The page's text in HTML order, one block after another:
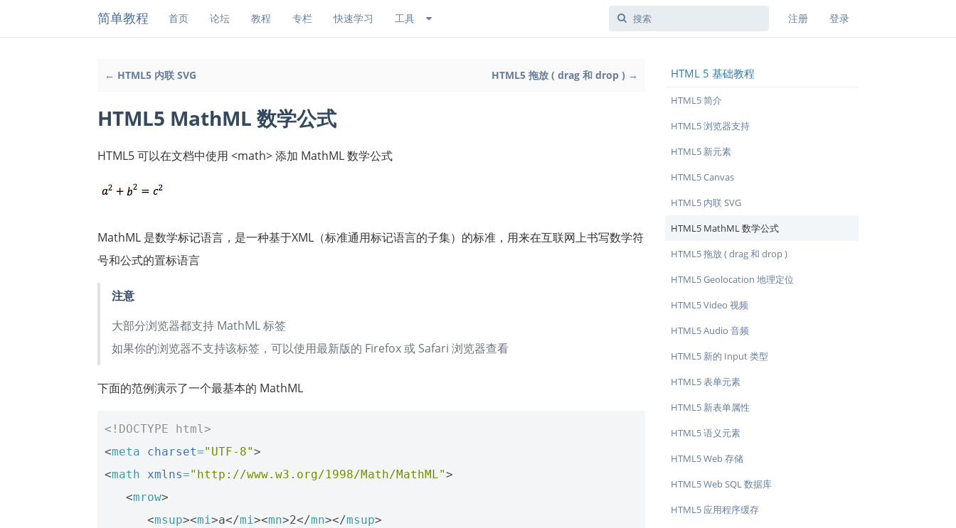
简单教程 首页 论坛 教程 专栏 快速学习 工具 注册 登录
← HTML5 内联 SVG HTML5 拖放 ( drag 和 drop ) →
HTML5 MathML 数学公式
HTML5 可以在文档中使用 <math> 添加 MathML 数学公式
MathML 是数学标记语言，是一种基于XML（标准通用标记语言的子集）的标准，用来在互联网上书写数学符
号和公式的置标语言
注意
大部分浏览器都支持 MathML 标签
如果你的浏览器不支持该标签，可以使用最新版的 Firefox 或 Safari 浏览器查看
下面的范例演示了一个最基本的 MathML
<!DOCTYPE html>
<meta charset="UTF-8">
<math xmlns="http://www.w3.org/1998/Math/MathML">
<mrow>
<msup><mi >a</mi ><mn>2</mn></msup>
HTML 5 基础教程
HTML5 简介
HTML5 浏览器支持
HTML5 新元素
HTML5 Canvas
HTML5 内联 SVG
HTML5 MathML 数学公式
HTML5 拖放 ( drag 和 drop )
HTML5 Geolocation 地理定位
HTML5 Video 视频
HTML5 Audio 音频
HTML5 新的 Input 类型
HTML5 表单元素
HTML5 新表单属性
HTML5 语义元素
HTML5 Web 存储
HTML5 Web SQL 数据库
HTML5 应用程序缓存